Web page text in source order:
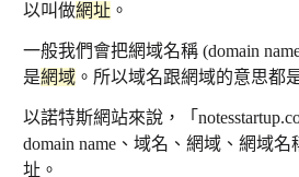
以叫做網址 。
一般我們會把網域名稱 (domain
是網域 。所以域名跟網域的意思都
以諾特斯網站來說，「
domain name、域名、網域、網域
址。